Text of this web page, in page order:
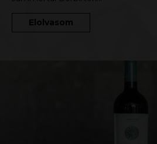
Elolvasom